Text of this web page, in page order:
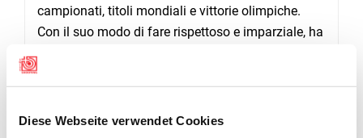
Diese Webseite verwendet Cookies
campionati, titoli mondiali e vittorie olimpiche.
Con il suo modo di fare rispettoso e imparziale, ha
psicologia dello sport svizzera.